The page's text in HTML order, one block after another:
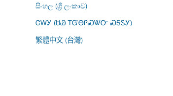
සිංහල (ශ්‍රී ලංකාව)
ᏣᎳᎩ (ᏌᏊ ᎢᏳᎾᎵᏍᏔᏅ ᏍᎦᏚᎩ)
繁體中文 (台灣)